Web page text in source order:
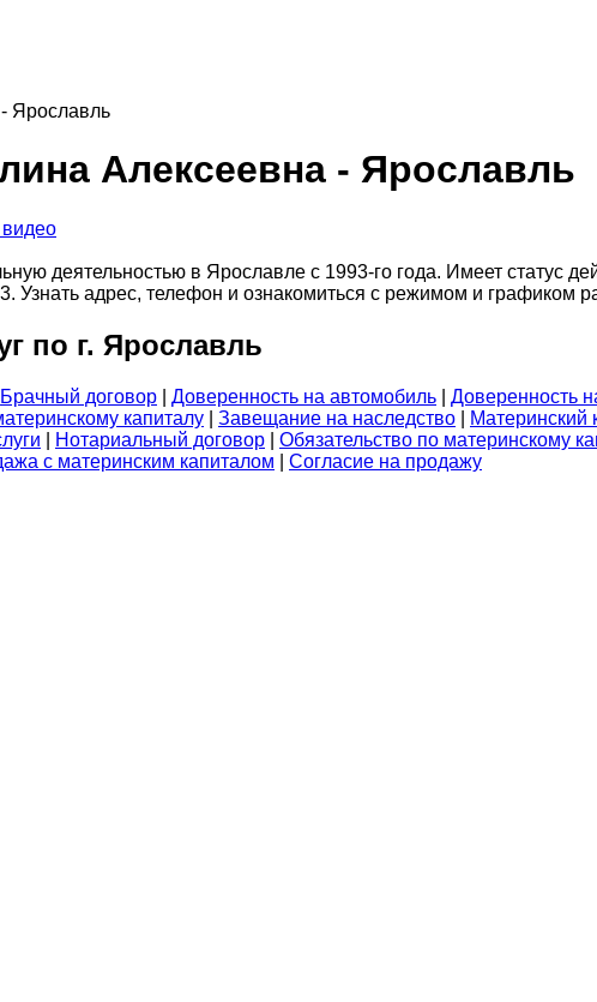
Ярославль
Алексеевна - Ярославль
деятельностью в Ярославле с 1993-го года. Имеет статус
Узнать адрес, телефон и ознакомиться с режимом и графиком
по г. Ярославль
Брачный договор Доверенность на автомобиль Доверенность
капиталу Завещание на наследство Материнский
Нотариальный договор Обязательство по материнскому
с материнским капиталом Согласие на продажу